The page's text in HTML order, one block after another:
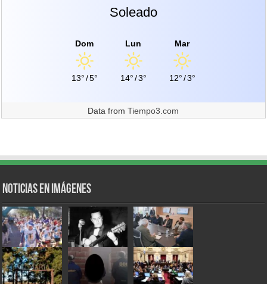
Soleado
Dom
13°/5°
Lun
14°/3°
Mar
12°/3°
Data fromTiempo3.com
Noticias en Imágenes